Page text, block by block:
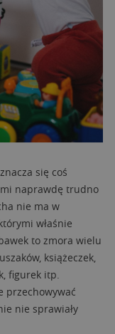
się coś
naprawdę trudno
nie ma w
właśnie
to zmora wielu
książeczek,
figurek itp.
przechowywać
nie sprawiały